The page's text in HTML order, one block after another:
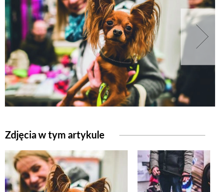
Zdjęcia w tym artykule
PORADY
ZIELEŃ W DOMU
PROJEKTOWANIE OGRODU
NATURALNIE
URODA
NATURALNA APTECZKA